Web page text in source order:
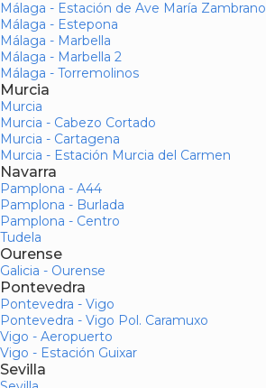
Málaga - Estación de Ave María Zambrano
Málaga - Estepona
Málaga - Marbella
Málaga - Marbella 2
Málaga - Torremolinos
Murcia
Murcia
Murcia - Cabezo Cortado
Murcia - Cartagena
Murcia - Estación Murcia del Carmen
Navarra
Pamplona - A44
Pamplona - Burlada
Pamplona - Centro
Tudela
Ourense
Galicia - Ourense
Pontevedra
Pontevedra - Vigo
Pontevedra - Vigo Pol. Caramuxo
Vigo - Aeropuerto
Vigo - Estación Guixar
Sevilla